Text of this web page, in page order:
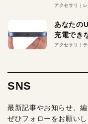
アクセサリ
あなたの
充電でき
アクセサリ
SNS
最新記事やお知らせ、
ぜひフォローをお願いし